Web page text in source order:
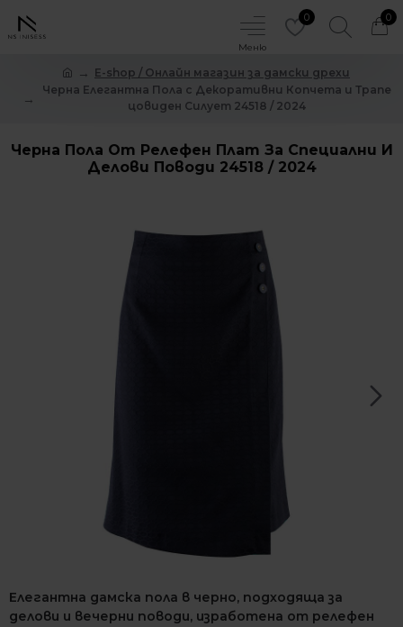
0 0
E-shop / Онлайн магазин за дамски дрехи
Черна Елегантна Пола с Декоративни Копчета и Трапе
цовиден Силует 24518 / 2024
Черна Пола От Релефен Плат За Специални И
Делови Поводи 24518 / 2024
Елегантна дамска пола в черно, подходяща за
делови и вечерни поводи, изработена от релефен